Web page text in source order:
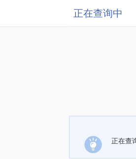
正在查询中
正在查